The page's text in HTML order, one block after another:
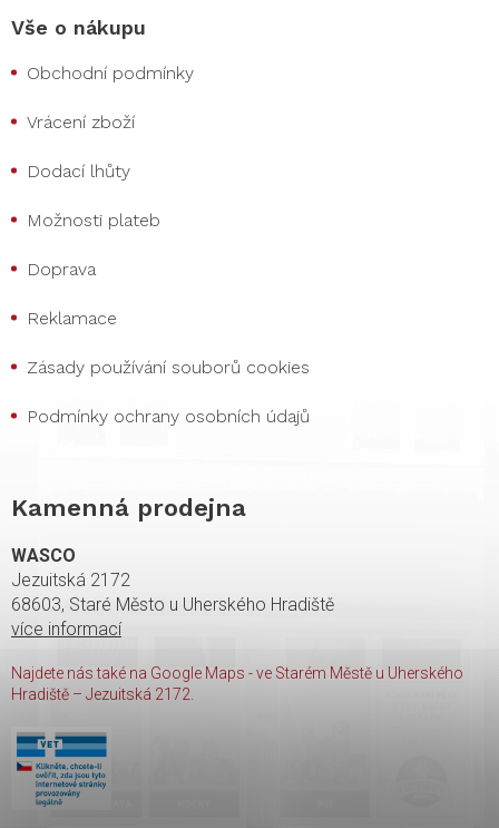
Vše o nákupu
Obchodní podmínky
Vrácení zboží
Dodací lhůty
Možnosti plateb
Doprava
Reklamace
Zásady používání souborů cookies
Podmínky ochrany osobních údajů
Kamenná prodejna
WASCO
Jezuitská 2172
68603, Staré Město u Uherského Hradiště
více informací
Najdete nás také na Google Maps - ve Starém Městě u Uherského
Hradiště – Jezuitská 2172.